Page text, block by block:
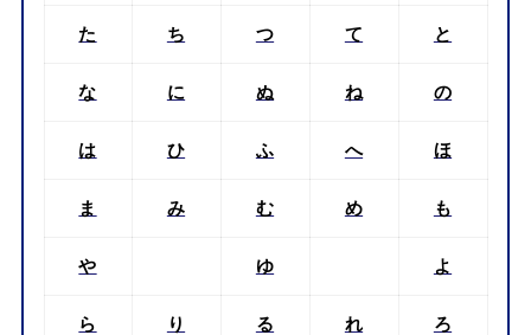
た ち つ て と
な に ぬ ね の
は ひ ふ へ ほ
ま み む め も
や ゆ よ
ら り る れ ろ